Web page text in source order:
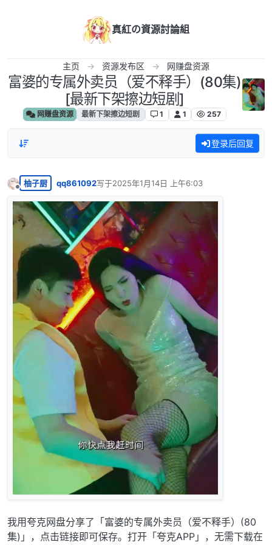
真紅の資源討論組
主页 资源发布区 网赚盘资源
富婆的专属外卖员（爱不释手）(80集)
[最新下架擦边短剧]
网赚盘资源 最新下架擦边短剧 1 1 257
登录后回复
离线
柚子厨 qq861092写于2025年1月14日 上午6:03
最后由 编辑
我用夸克网盘分享了「富婆的专属外卖员（爱不释手）(80
集)」，点击链接即可保存。打开「夸克APP」，无需下载在